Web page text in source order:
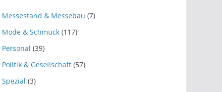
Messestand & Messebau (7)
Mode & Schmuck (117)
Personal (39)
Politik & Gesellschaft (57)
Spezial (3)